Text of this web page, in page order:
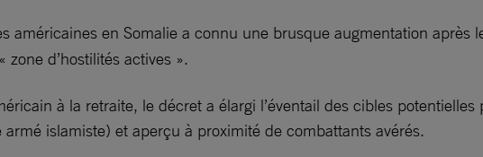
américaines en Somalie a connu une brusque augmentation après
d’hostilités actives ».
à la retraite, le décret a élargi l’éventail des cibles
islamiste) et aperçu à proximité de combattants avérés.